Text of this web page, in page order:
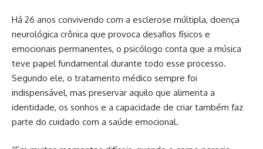
Há 26 anos convivendo com a esclerose múltipla, doença
neurológica crônica que provoca desafios físicos e
emocionais permanentes, o psicólogo conta que a música
teve papel fundamental durante todo esse processo.
Segundo ele, o tratamento médico sempre foi
indispensável, mas preservar aquilo que alimenta a
identidade, os sonhos e a capacidade de criar também faz
parte do cuidado com a saúde emocional.